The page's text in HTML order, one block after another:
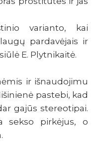
varianto, kai
pardavėjais ir
E. Plytnikaitė.
ir išnaudojimu
pastebi, kad
gajūs stereotipai.
sekso pirkėjus, o